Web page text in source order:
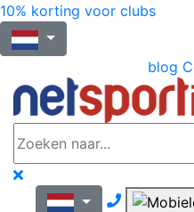
10% korting voor clubs
blog
Nous